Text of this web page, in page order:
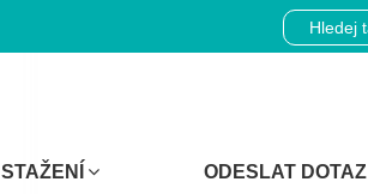
STAŽENÍ ODESLAT DOTAZ